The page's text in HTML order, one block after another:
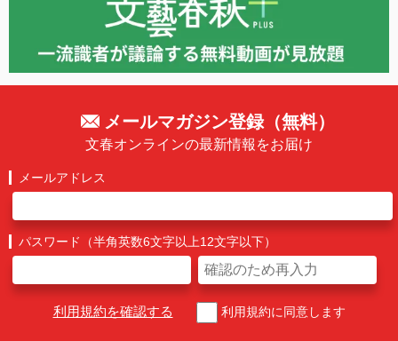
メールマガジン登録（無料）
文春オンラインの最新情報をお届け
メールアドレス
パスワード（半角英数6文字以上12文字以下）
利用規約を確認する 利用規約に同意します